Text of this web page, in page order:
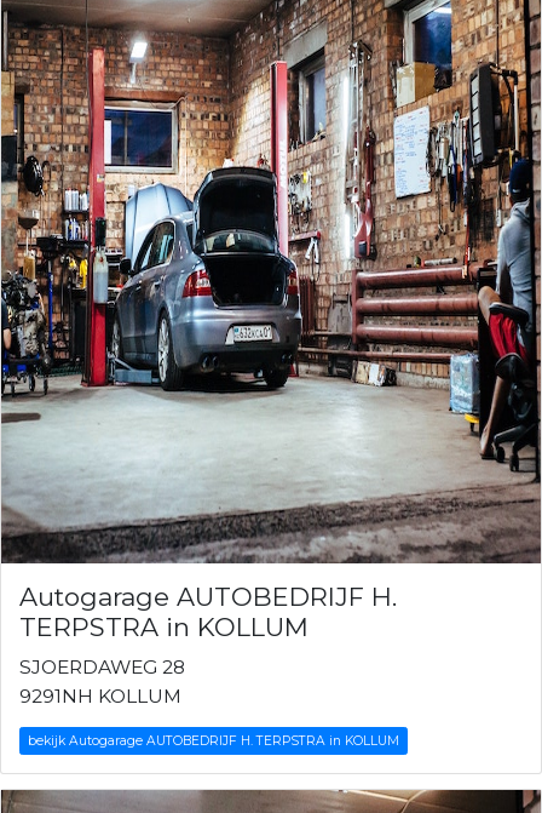
Autogarage AUTOBEDRIJF H.
TERPSTRA in KOLLUM
SJOERDAWEG 28
9291NH KOLLUM
bekijk Autogarage AUTOBEDRIJF H. TERPSTRA in KOLLUM